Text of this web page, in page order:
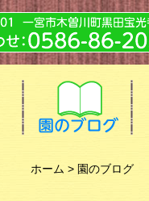
ホーム > 園のブログ